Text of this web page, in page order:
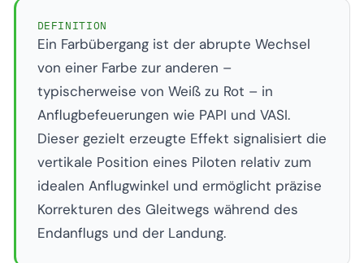
DEFINITION
Ein Farbübergang ist der abrupte Wechsel
von einer Farbe zur anderen –
typischerweise von Weiß zu Rot – in
Anflugbefeuerungen wie PAPI und VASI.
Dieser gezielt erzeugte Effekt signalisiert die
vertikale Position eines Piloten relativ zum
idealen Anflugwinkel und ermöglicht präzise
Korrekturen des Gleitwegs während des
Endanflugs und der Landung.